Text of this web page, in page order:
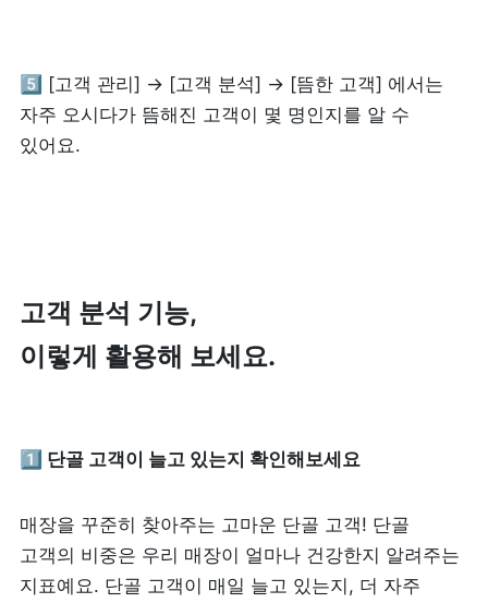
5️⃣ [고객 관리] → [고객 분석] → [뜸한 고객] 에서는
자주 오시다가 뜸해진 고객이 몇 명인지를 알 수
있어요.
고객 분석 기능,
이렇게 활용해 보세요.
1️⃣ 단골 고객이 늘고 있는지 확인해보세요
매장을 꾸준히 찾아주는 고마운 단골 고객! 단골
고객의 비중은 우리 매장이 얼마나 건강한지 알려주는
지표예요. 단골 고객이 매일 늘고 있는지, 더 자주